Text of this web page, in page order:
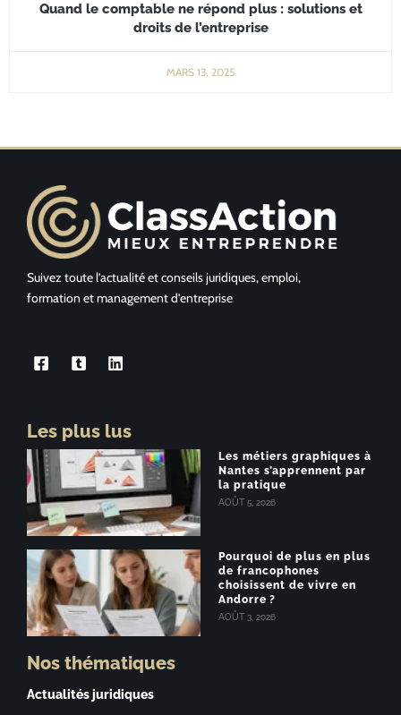
Quand le comptable ne répond plus : solutions et
droits de l’entreprise
MARS 13, 2025
Suivez toute l’actualité et conseils juridiques, emploi,
formation et management d’entreprise
Les plus lus
Les métiers graphiques à
Nantes s’apprennent par
la pratique
AOÛT 5, 2026
Pourquoi de plus en plus
de francophones
choisissent de vivre en
Andorre ?
AOÛT 3, 2026
Nos thématiques
Actualités juridiques